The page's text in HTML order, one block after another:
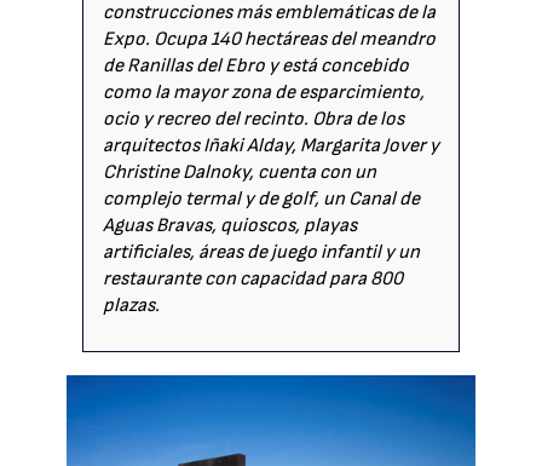
construcciones más emblemáticas de la
Expo. Ocupa 140 hectáreas del meandro
de Ranillas del Ebro y está concebido
como la mayor zona de esparcimiento,
ocio y recreo del recinto. Obra de los
arquitectos Iñaki Alday, Margarita Jover y
Christine Dalnoky, cuenta con un
complejo termal y de golf, un Canal de
Aguas Bravas, quioscos, playas
artificiales, áreas de juego infantil y un
restaurante con capacidad para 800
plazas.